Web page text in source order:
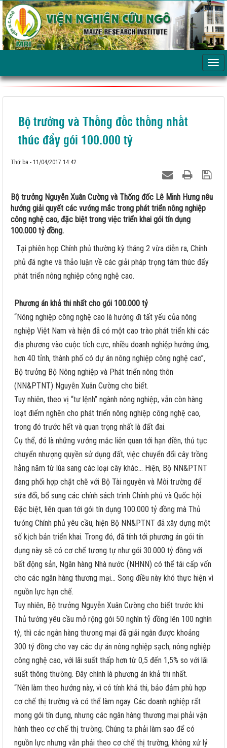
Bộ trưởng và Thống đốc thống nhất
thúc đẩy gói 100.000 tỷ
Thứ ba - 11/04/2017 14:42
Bộ trưởng Nguyễn Xuân Cường và Thống đốc Lê Minh Hưng nêu
hướng giải quyết các vướng mắc trong phát triển nông nghiệp
công nghệ cao, đặc biệt trong việc triển khai gói tín dụng
100.000 tỷ đồng.
Tại phiên họp Chính phủ thường kỳ tháng 2 vừa diễn ra, Chính
phủ đã nghe và thảo luận về các giải pháp trọng tâm thúc đẩy
phát triển nông nghiệp công nghệ cao.
Phương án khả thi nhất cho gói 100.000 tỷ
“Nông nghiệp công nghệ cao là hướng đi tất yếu của nông
nghiệp Việt Nam và hiện đã có một cao trào phát triển khi các
địa phương vào cuộc tích cực, nhiều doanh nghiệp hưởng ứng,
hơn 40 tỉnh, thành phố có dự án nông nghiệp công nghệ cao”,
Bộ trưởng Bộ Nông nghiệp và Phát triển nông thôn
(NN&PTNT) Nguyễn Xuân Cường cho biết.
Tuy nhiên, theo vị “tư lệnh” ngành nông nghiệp, vẫn còn hàng
loạt điểm nghẽn cho phát triển nông nghiệp công nghệ cao,
trong đó trước hết và quan trọng nhất là đất đai.
Cụ thể, đó là những vướng mắc liên quan tới hạn điền, thủ tục
chuyển nhượng quyền sử dụng đất, việc chuyển đổi cây trồng
hằng năm từ lúa sang các loại cây khác… Hiện, Bộ NN&PTNT
đang phối hợp chặt chẽ với Bộ Tài nguyên và Môi trường để
sửa đổi, bổ sung các chính sách trình Chính phủ và Quốc hội.
Đặc biệt, liên quan tới gói tín dụng 100.000 tỷ đồng mà Thủ
tướng Chính phủ yêu cầu, hiện Bộ NN&PTNT đã xây dựng một
số kịch bản triển khai. Trong đó, đã tính tới phương án gói tín
dụng này sẽ có cơ chế tương tự như gói 30.000 tỷ đồng với
bất động sản, Ngân hàng Nhà nước (NHNN) có thể tái cấp vốn
cho các ngân hàng thương mại… Song điều này khó thực hiện vì
nguồn lực hạn chế.
Tuy nhiên, Bộ trưởng Nguyễn Xuân Cường cho biết trước khi
Thủ tướng yêu cầu mở rộng gói 50 nghìn tỷ đồng lên 100 nghìn
tỷ, thì các ngân hàng thương mại đã giải ngân được khoảng
300 tỷ đồng cho vay các dự án nông nghiệp sạch, nông nghiệp
công nghệ cao, với lãi suất thấp hơn từ 0,5 đến 1,5% so với lãi
suất thông thường. Đây chính là phương án khả thi nhất.
“Nên làm theo hướng này, vì có tính khả thi, bảo đảm phù hợp
cơ chế thị trường và có thể làm ngay. Các doanh nghiệp rất
mong gói tín dụng, nhưng các ngân hàng thương mại phải vận
hành theo cơ chế thị trường. Chúng ta phải làm sao để có
nguồn lực nhưng vẫn phải theo cơ chế thị trường, không xử lý